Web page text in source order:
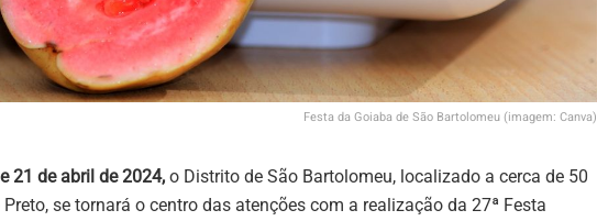
Festa da Goiaba de São Bartolomeu (imagem: Canva)
21 de abril de 2024, o Distrito de São Bartolomeu, localizado a cerca de 50
se tornará o centro das atenções com a realização da 27ª Festa